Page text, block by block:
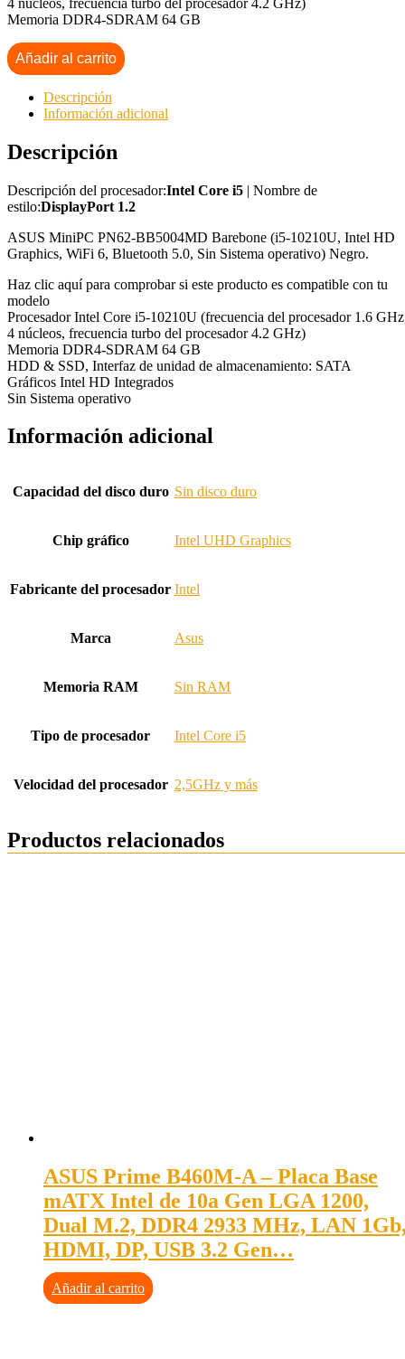
Memoria DDR4-SDRAM 64 GB
Añadir al carrito
Descripción
Información adicional
Descripción
Descripción del procesador:Intel Core i5 | Nombre de
estilo:DisplayPort 1.2
ASUS MiniPC PN62-BB5004MD Barebone (i5-10210U, Intel HD
Graphics, WiFi 6, Bluetooth 5.0, Sin Sistema operativo) Negro.
Haz clic aquí para comprobar si este producto es compatible con tu
modelo
Procesador Intel Core i5-10210U (frecuencia del procesador 1.6
4 núcleos, frecuencia turbo del procesador 4.2 GHz)
Memoria DDR4-SDRAM 64 GB
HDD & SSD, Interfaz de unidad de almacenamiento: SATA
Gráficos Intel HD Integrados
Sin Sistema operativo
Información adicional
Capacidad del disco duro Sin disco duro
Chip gráfico Intel UHD Graphics
Fabricante del procesador Intel
Marca Asus
Memoria RAM Sin RAM
Tipo de procesador Intel Core i5
Velocidad del procesador 2,5GHz y más
Productos relacionados
ASUS Prime B460M-A – Placa Base
mATX Intel de 10a Gen LGA 1200,
Dual M.2, DDR4 2933 MHz, LAN
HDMI, DP, USB 3.2 Gen…
Añadir al carrito